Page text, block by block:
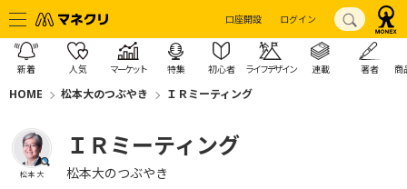
口座開設 ログイン
新着 人気 マーケット 特集 初心者 ライフデザイン 連載 著者 商
HOME 松本大のつぶやき ＩＲミーティング
松本 大
ＩＲミーティング
松本大のつぶやき